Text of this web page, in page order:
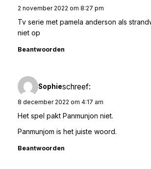
2 november 2022 om 8:27 pm
Tv serie met pamela anderson als
niet op
Beantwoorden
Sophieschreef:
8 december 2022 om 4:17 am
Het spel pakt Panmunjon niet.
Panmunjom is het juiste woord.
Beantwoorden